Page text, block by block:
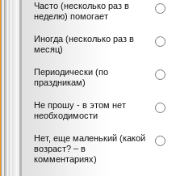
Часто (несколько раз в
неделю) помогает
Иногда (несколько раз в
месяц)
Периодически (по
праздникам)
Не прошу - в этом нет
необходимости
Нет, еще маленький (какой
возраст? – в
комментариях)